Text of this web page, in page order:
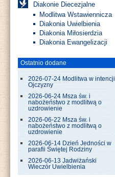
Diakonie Diecezjalne
Modlitwa Wstawiennicza
Diakonia Uwielbienia
Diakonia Miłosierdzia
Diakonia Ewangelizacji
Ostatnio dodane
2026-07-24 Modlitwa w intencji
Ojczyzny
2026-06-24 Msza św. i
nabożeństwo z modlitwą o
uzdrowienie
2026-06-22 Msza św. i
nabożeństwo z modlitwą o
uzdrowienie
2026-06-14 Dzień Jedności w
parafii Świętej Rodziny
2026-06-13 Jadwiżański
Wieczór Uwielbienia